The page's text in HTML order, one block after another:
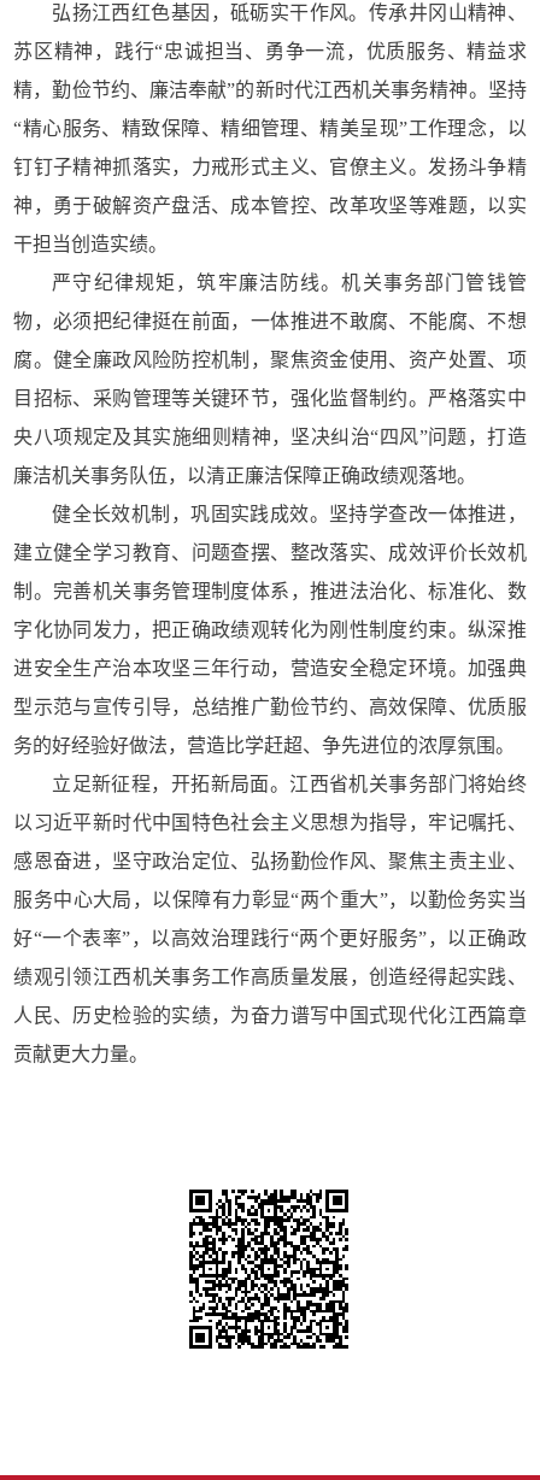
弘扬江西红色基因，砥砺实干作风。传承井冈山精神、
苏区精神，践行“忠诚担当、勇争一流，优质服务、精益求
精，勤俭节约、廉洁奉献”的新时代江西机关事务精神。坚持
“精心服务、精致保障、精细管理、精美呈现”工作理念，以
钉钉子精神抓落实，力戒形式主义、官僚主义。发扬斗争精
神，勇于破解资产盘活、成本管控、改革攻坚等难题，以实
干担当创造实绩。
严守纪律规矩，筑牢廉洁防线。机关事务部门管钱管
物，必须把纪律挺在前面，一体推进不敢腐、不能腐、不想
腐。健全廉政风险防控机制，聚焦资金使用、资产处置、项
目招标、采购管理等关键环节，强化监督制约。严格落实中
央八项规定及其实施细则精神，坚决纠治“四风”问题，打造
廉洁机关事务队伍，以清正廉洁保障正确政绩观落地。
健全长效机制，巩固实践成效。坚持学查改一体推进，
建立健全学习教育、问题查摆、整改落实、成效评价长效机
制。完善机关事务管理制度体系，推进法治化、标准化、数
字化协同发力，把正确政绩观转化为刚性制度约束。纵深推
进安全生产治本攻坚三年行动，营造安全稳定环境。加强典
型示范与宣传引导，总结推广勤俭节约、高效保障、优质服
务的好经验好做法，营造比学赶超、争先进位的浓厚氛围。
立足新征程，开拓新局面。江西省机关事务部门将始终
以习近平新时代中国特色社会主义思想为指导，牢记嘱托、
感恩奋进，坚守政治定位、弘扬勤俭作风、聚焦主责主业、
服务中心大局，以保障有力彰显“两个重大”，以勤俭务实当
好“一个表率”，以高效治理践行“两个更好服务”，以正确政
绩观引领江西机关事务工作高质量发展，创造经得起实践、
人民、历史检验的实绩，为奋力谱写中国式现代化江西篇章
贡献更大力量。